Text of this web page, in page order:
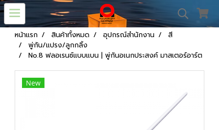
หน้าแรก สินค้าทั้งหมด อุปกรณ์สำนักงาน
สี
พู่กัน/แปรง/ลูกกลิ้ง
No.8 ฟลอเรนซ์แบบแบน | พู่กันอเนกประสงค์ มาสเตอร์อาร์ต
New